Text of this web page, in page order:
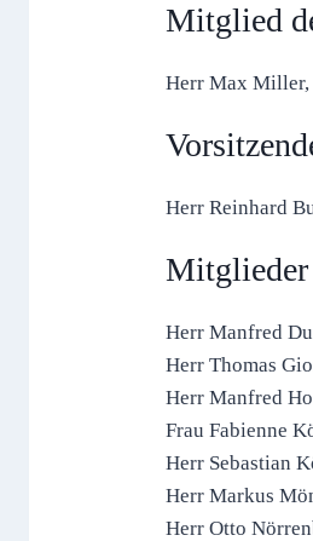
Mitglied
Herr Max
Herr Reinhard
Mitglieder
Herr Manfred
Herr Thomas
Herr Manfred
Frau Fabienne
Herr Sebastian
Herr Markus
Herr Otto